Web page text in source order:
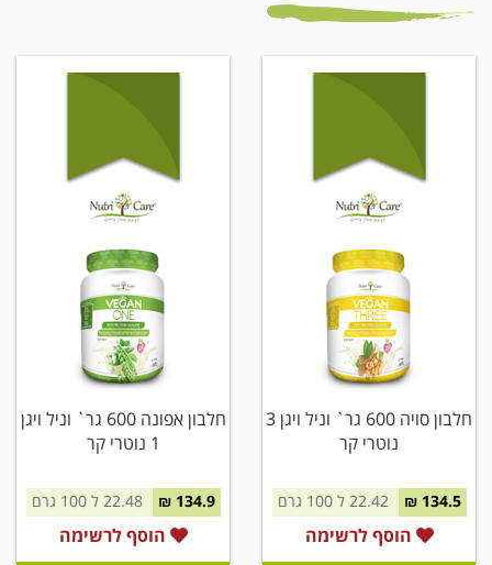
חלבון סויה 600 גר` וניל ויגן 3
נוטרי קר
134.5 ₪
הוסף לרשימה
חלבון אפונה 600 גר` וניל ויגן
1 נוטרי קר
134.9 ₪ 22.48 ל 100 גרם
הוסף לרשימה